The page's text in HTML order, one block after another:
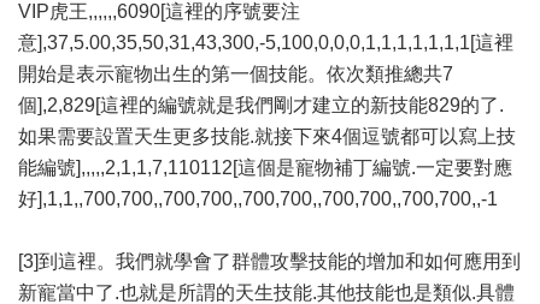
VIP虎王,,,,,,6090[這裡的序號要注
意],37,5.00,35,50,31,43,300,-5,100,0,0,0,1,1,1,1,1,1,1[這裡
開始是表示寵物出生的第一個技能。依次類推總共7
個],2,829[這裡的編號就是我們剛才建立的新技能829的了.
如果需要設置天生更多技能.就接下來4個逗號都可以寫上技
能編號],,,,,2,1,1,7,110112[這個是寵物補丁編號.一定要對應
好],1,1,,700,700,,700,700,,700,700,,700,700,,700,700,,-1
[3]到這裡。我們就學會了群體攻擊技能的增加和如何應用到
新寵當中了.也就是所謂的天生技能.其他技能也是類似.具體